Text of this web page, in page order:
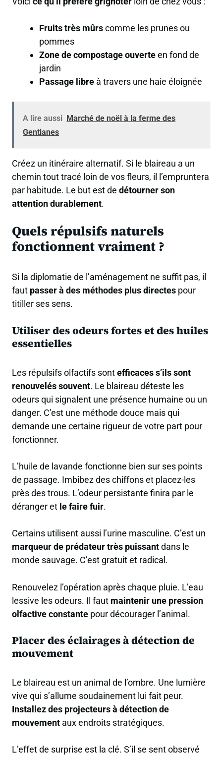
Fruits très mûrscomme les prunes ou
pommes
Zone de compostage ouverteen fond de
jardin
Passage libreà travers une haie éloignée
A lire aussi Marché de noël à la ferme des
Gentianes
Créez un itinéraire alternatif. Si le blaireau a un
chemin tout tracé loin de vos fleurs, il l’empruntera
par habitude. Le but est de détourner son
attention durablement.
Quels répulsifs naturels
fonctionnent vraiment ?
Si la diplomatie de l’aménagement ne suffit pas, il
faut passer à des méthodes plus directes pour
titiller ses sens.
Utiliser des odeurs fortes et des huiles
essentielles
Les répulsifs olfactifs sontefficaces s’ils sont
renouvelés souvent. Le blaireau déteste les
odeurs qui signalent une présence humaine ou un
danger. C’est une méthode douce mais qui
demande une certaine rigueur de votre part pour
fonctionner.
L’huile de lavande fonctionne bien sur ses points
de passage. Imbibez des chiffons et placez-les
près des trous. L’odeur persistante finira par le
déranger et le faire fuir.
Certains utilisent aussi l’urine masculine. C’est un
marqueur de prédateur très puissantdans le
monde sauvage. C’est gratuit et radical.
Renouvelez l’opération après chaque pluie. L’eau
lessive les odeurs. Il faut maintenir une pression
olfactive constante pour décourager l’animal.
Placer des éclairages à détection de
mouvement
Le blaireau est un animal de l’ombre. Une lumière
vive qui s’allume soudainement lui fait peur.
Installez des projecteurs à détection de
mouvement aux endroits stratégiques.
L’effet de surprise est la clé. S’il se sent observé